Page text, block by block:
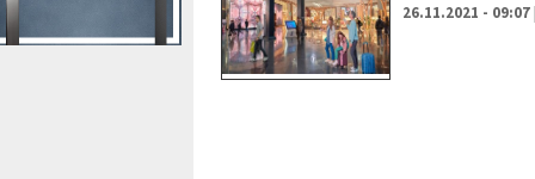
26.11.2021 - 09:07